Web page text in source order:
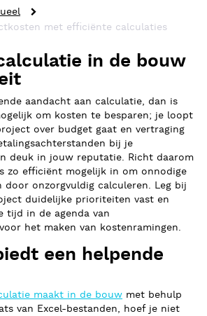
met efficiënte calculaties
in de bouw
aandacht aan calculatie, dan is
om kosten te besparen; je loopt
over budget gaat en vertraging
bij je
deuk in jouw reputatie. Richt daarom
zo efficiënt mogelijk in om onnodige
door onzorgvuldig calculeren. Leg bij
duidelijke prioriteiten vast en
tijd in de agenda van
het maken van kostenramingen.
een helpende
maakt in de bouw met behulp
van Excel-bestanden, hoef je niet